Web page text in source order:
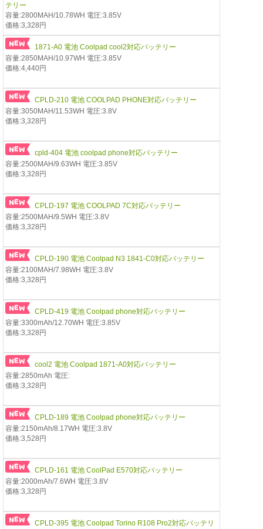
テリー
容量:2800MAH/10.78WH 電圧:3.85V
価格:3,328円
1871-A0 電池 Coolpad cool2対応バッテリー
容量:2850MAH/10.97WH 電圧:3.85V
価格:4,440円
CPLD-210 電池 COOLPAD PHONE対応バッテリー
容量:3050MAH/11.53WH 電圧:3.8V
価格:3,328円
cpld-404 電池 coolpad phone対応バッテリー
容量:2500MAH/9.63WH 電圧:3.85V
価格:3,328円
CPLD-197 電池 COOLPAD 7C対応バッテリー
容量:2500MAH/9.5WH 電圧:3.8V
価格:3,328円
CPLD-190 電池 Coolpad N3 1841-C0対応バッテリー
容量:2100MAH/7.98WH 電圧:3.8V
価格:3,328円
CPLD-419 電池 Coolpad phone対応バッテリー
容量:3300mAh/12.70WH 電圧:3.85V
価格:3,328円
cool2 電池 Coolpad 1871-A0対応バッテリー
容量:2850mAh 電圧:
価格:3,328円
CPLD-189 電池 Coolpad phone対応バッテリー
容量:2150mAh/8.17WH 電圧:3.8V
価格:3,528円
CPLD-161 電池 CoolPad E570対応バッテリー
容量:2000mAh/7.6WH 電圧:3.8V
価格:3,328円
CPLD-395 電池 Coolpad Torino R108 Pro2対応バッテリ